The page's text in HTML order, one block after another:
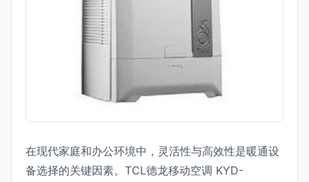
在现代家庭和办公环境中，灵活性与高效性是暖通设
备选择的关键因素。TCL德龙移动空调 KYD-